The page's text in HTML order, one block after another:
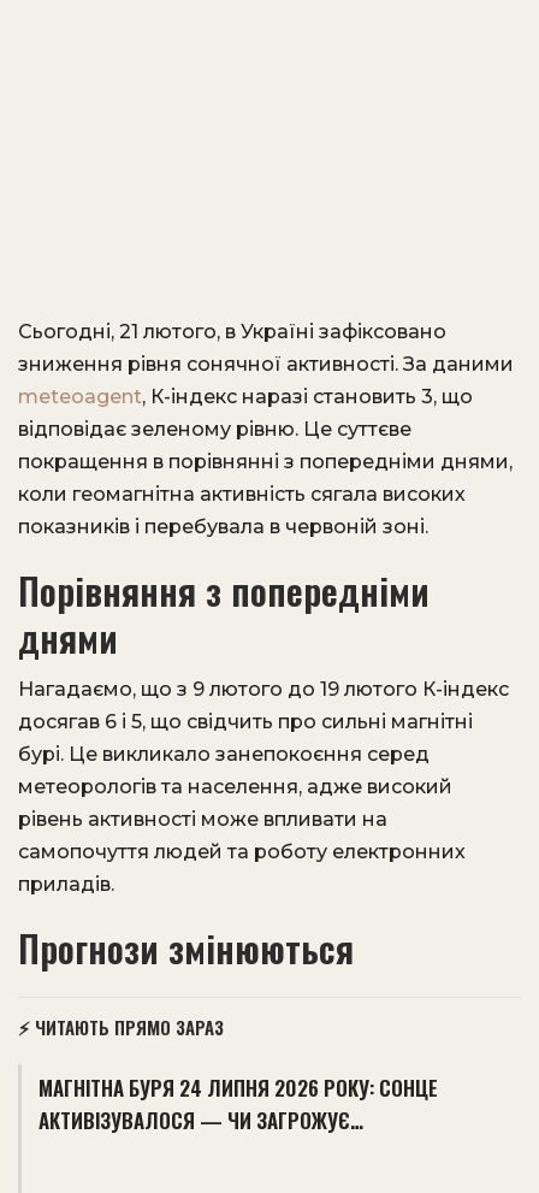
Сьогодні, 21 лютого, в Україні зафіксовано
зниження рівня сонячної активності. За даними
meteoagent, К-індекс наразі становить 3, що
відповідає зеленому рівню. Це суттєве
покращення в порівнянні з попередніми днями,
коли геомагнітна активність сягала високих
показників і перебувала в червоній зоні.
Порівняння з попередніми
днями
Нагадаємо, що з 9 лютого до 19 лютого К-індекс
досягав 6 і 5, що свідчить про сильні магнітні
бурі. Це викликало занепокоєння серед
метеорологів та населення, адже високий
рівень активності може впливати на
самопочуття людей та роботу електронних
приладів.
Прогнози змінюються
⚡ ЧИТАЮТЬ ПРЯМО ЗАРАЗ
МАГНІТНА БУРЯ 24 ЛИПНЯ 2026 РОКУ: СОНЦЕ
АКТИВІЗУВАЛОСЯ — ЧИ ЗАГРОЖУЄ…